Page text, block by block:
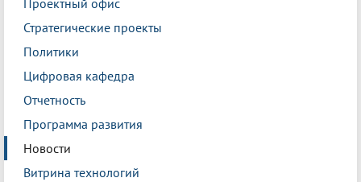
Проектный офис
Стратегические проекты
Политики
Цифровая кафедра
Отчетность
Программа развития
Новости
Витрина технологий